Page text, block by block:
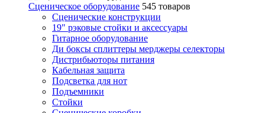
Сценическое оборудование 545 товаров
Сценические конструкции
19" рэковые стойки и аксесcуары
Гитарное оборудование
Ди боксы сплиттеры мерджеры селекторы
Дистрибьюторы питания
Кабельная защита
Подсветка для нот
Подъемники
Стойки